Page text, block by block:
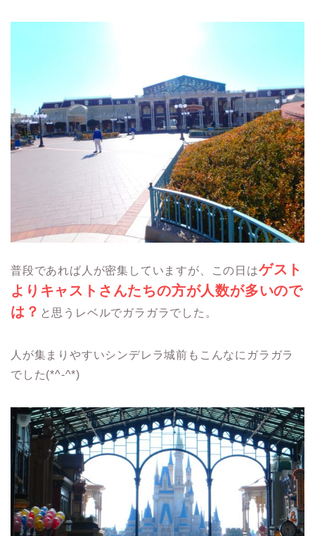
普段であれば人が密集していますが、この日はゲスト
よりキャストさんたちの方が人数が多いので
は？ と思うレベルでガラガラでした。
人が集まりやすいシンデレラ城前もこんなにガラガラ
でした(*^-^*)